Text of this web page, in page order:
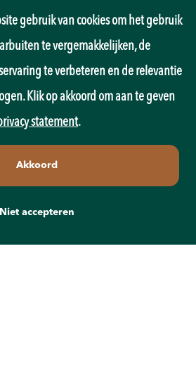
gebruik van cookies om het gebruik
te vergemakkelijken, de
te verbeteren en de relevantie
Klik op akkoord om aan te geven
statement.
Akkoord
Niet accepteren